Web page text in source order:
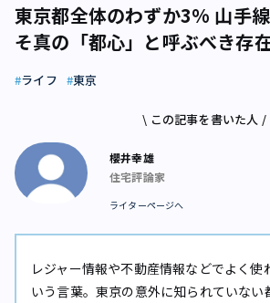
東京都全体のわずか3% 山手
そ真の「都心」と呼ぶべき存
ライフ 東京
\ この記事を書いた人 /
櫻井幸雄
住宅評論家
ライターページへ
レジャー情報や不動産情報などでよく使
いう言葉。東京の意外に知られていない